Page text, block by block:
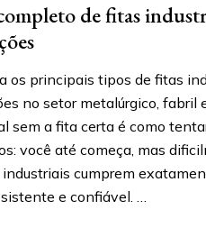
de fitas
os principais tipos de fitas
no setor metalúrgico, fabril
sem a fita certa é como
você até começa, mas
cumprem
e confiável. …